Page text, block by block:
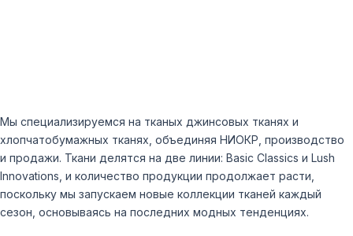
Мы специализируемся на тканых джинсовых тканях и
хлопчатобумажных тканях, объединяя НИОКР, производство
и продажи. Ткани делятся на две линии: Basic Classics и Lush
Innovations, и количество продукции продолжает расти,
поскольку мы запускаем новые коллекции тканей каждый
сезон, основываясь на последних модных тенденциях.